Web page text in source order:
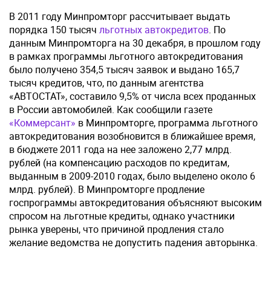
В 2011 году Минпромторг рассчитывает выдать
порядка 150 тысяч льготных автокредитов. По
данным Минпромторга на 30 декабря, в прошлом году
в рамках программы льготного автокредитования
было получено 354,5 тысяч заявок и выдано 165,7
тысяч кредитов, что, по данным агентства
«АВТОСТАТ», составило 9,5% от числа всех проданных
в России автомобилей. Как сообщили газете
«Коммерсант» в Минпромторге, программа льготного
автокредитования возобновится в ближайшее время,
в бюджете 2011 года на нее заложено 2,77 млрд.
рублей (на компенсацию расходов по кредитам,
выданным в 2009-2010 годах, было выделено около 6
млрд. рублей). В Минпромторге продление
госпрограммы автокредитования объясняют высоким
спросом на льготные кредиты, однако участники
рынка уверены, что причиной продления стало
желание ведомства не допустить падения авторынка.